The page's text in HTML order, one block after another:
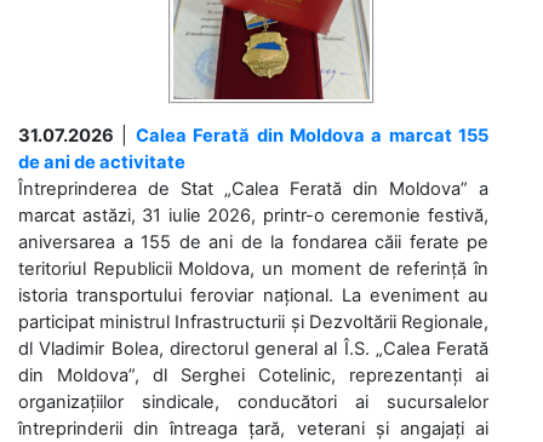
31.07.2026
Calea Ferată din Moldova a marcat 155
de ani de activitate
Întreprinderea de Stat „Calea Ferată din Moldova” a
marcat astăzi, 31 iulie 2026, printr-o ceremonie festivă,
aniversarea a 155 de ani de la fondarea căii ferate pe
teritoriul Republicii Moldova, un moment de referință în
istoria transportului feroviar național. La eveniment au
participat ministrul Infrastructurii și Dezvoltării Regionale,
dl Vladimir Bolea, directorul general al Î.S. „Calea Ferată
din Moldova”, dl Serghei Cotelinic, reprezentanți ai
organizațiilor sindicale, conducători ai sucursalelor
întreprinderii din întreaga țară, veterani și angajați ai